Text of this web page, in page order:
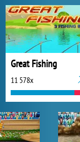
Great Fishing
11 578x